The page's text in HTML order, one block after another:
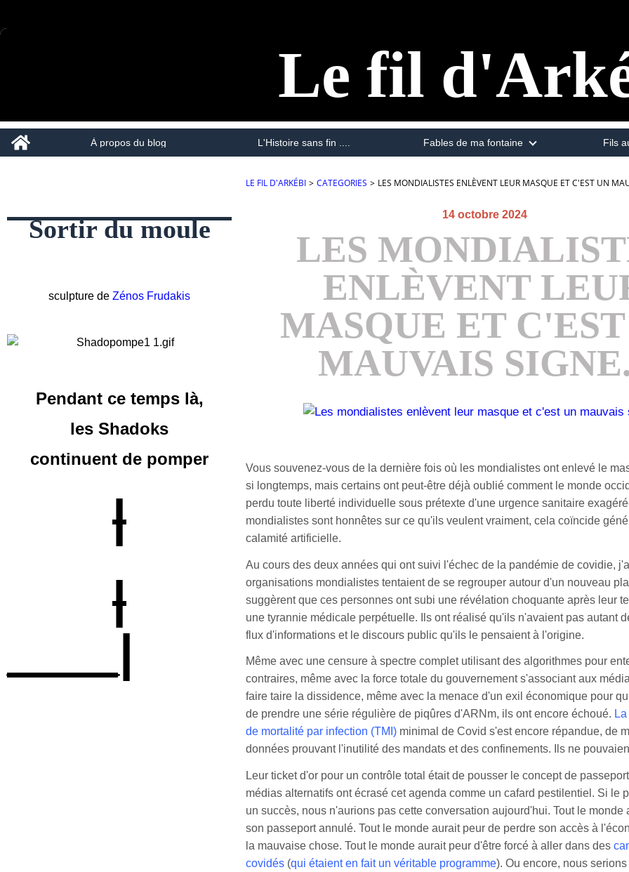
Le fil
Home
À propos du blog
L'Histoire sans fin .... Fables de ma fontaine Fils
Sortir du moule
sculpture de Zénos Frudakis
Pendant ce temps là,
les Shadoks
continuent de pomper
|
|
____|
LE FIL D'ARKÉBI > CATEGORIES > LES MONDIALISTES ENLÈVENT LEUR MASQUE ET C'EST UN
14 octobre 2024
LES
ENLÈVENT
MASQUE ET
MAUVAIS
Vous souvenez-vous de la dernière fois où les mondialistes ont enlevé le
si longtemps, mais certains ont peut-être déjà oublié comment le monde
perdu toute liberté individuelle sous prétexte d'une urgence sanitaire
mondialistes sont honnêtes sur ce qu'ils veulent vraiment, cela coïncide
calamité artificielle.
Au cours des deux années qui ont suivi l'échec de la pandémie de covidie,
organisations mondialistes tentaient de se regrouper autour d'un nouveau
suggèrent que ces personnes ont subi une révélation choquante après leur
une tyrannie médicale perpétuelle. Ils ont réalisé qu'ils n'avaient pas autant
flux d'informations et le discours public qu'ils le pensaient à l'origine.
Même avec une censure à spectre complet utilisant des algorithmes pour
contraires, même avec la force totale du gouvernement s'associant aux
faire taire la dissidence, même avec la menace d'un exil économique pour
de prendre une série régulière de piqûres d'ARNm, ils ont encore échoué.
de mortalité par infection (TMI) minimal de Covid s'est encore répandue, de
données prouvant l'inutilité des mandats et des confinements. Ils ne
Leur ticket d'or pour un contrôle total était de pousser le concept de
médias alternatifs ont écrasé cet agenda comme un cafard pestilentiel. Si le
un succès, nous n'aurions pas cette conversation aujourd'hui. Tout le monde
son passeport annulé. Tout le monde aurait peur de perdre son accès à
la mauvaise chose. Tout le monde aurait peur d'être forcé à aller dans des
covidés (qui étaient en fait un véritable programme). Ou encore, nous